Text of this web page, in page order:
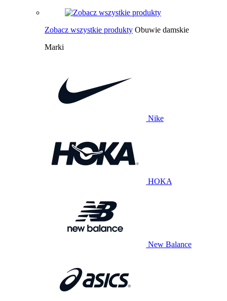
Zobacz wszystkie produkty Obuwie damskie
Marki
Nike
HOKA
New Balance